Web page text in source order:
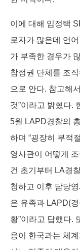
이에 대해 임정택
로자가 많은데 언
가 부족한 경우가
참정권 단체를 조
으로 안다. 참고해
것”이라고 밝혔다.
5월 LAPD경찰의
하며 “굉장히 부적
영사관이 어떻게
건 초기부터 LA경
청하고 이후 담당
은 유족과 LAPD(
황”이라고 답했다.
응이 한국과는 체